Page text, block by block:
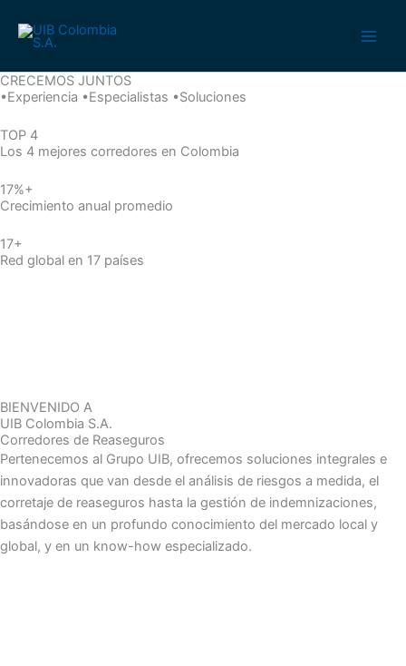
CRECEMOS JUNTOS
•Experiencia •Especialistas •Soluciones
TOP 4
Los 4 mejores corredores en Colombia
17%+
Crecimiento anual promedio
17+
Red global en 17 países
BIENVENIDO A
UIB Colombia S.A.
Corredores de Reaseguros
Pertenecemos al Grupo UIB, ofrecemos soluciones integrales e
innovadoras que van desde el análisis de riesgos a medida, el
corretaje de reaseguros hasta la gestión de indemnizaciones,
basándose en un profundo conocimiento del mercado local y
global, y en un know-how especializado.